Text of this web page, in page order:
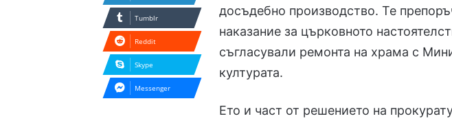
досъдебно производство. Те
наказание за църковното
съгласували ремонта на храма с
културата.
Ето и част от решението на
Tumblr
Reddit
Skype
Messenger